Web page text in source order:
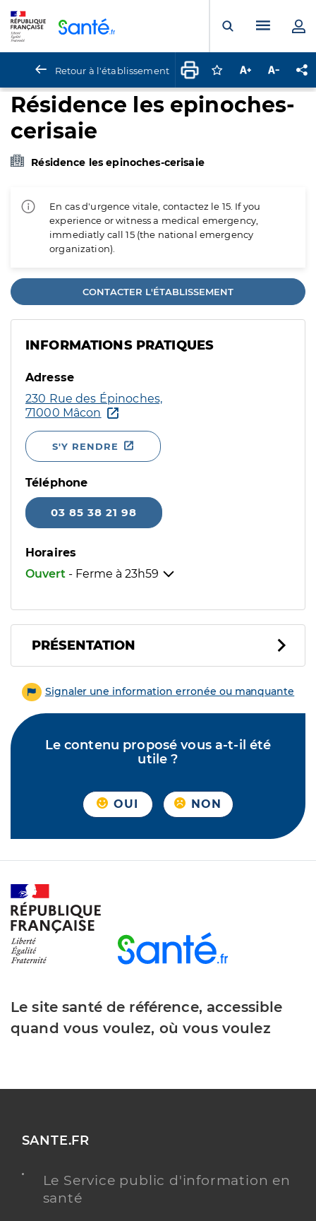
Ouvrir laMenu
Retour à l'établissement Connectez-vous
Augmenter la
Résidence les epinoches-
cerisaie
Résidence les epinoches-cerisaie
En cas d'urgence vitale, contactez le 15. If you
experience or witness a medical emergency,
immediatly call 15 (the national emergency
organization).
CONTACTER L'ÉTABLISSEMENT
INFORMATIONS PRATIQUES
Adresse
230 Rue des Épinoches,
71000 Mâcon
S'Y RENDRE
Téléphone
03 85 38 21 98
Horaires
Ouvert - Ferme à 23h59
PRÉSENTATION
Signaler une information erronée ou manquante
Le contenu proposé vous a-t-il été
utile ?
OUI NON
Le site santé de référence, accessible
quand vous voulez, où vous voulez
SANTE.FR
Le Service public d'information en
santé